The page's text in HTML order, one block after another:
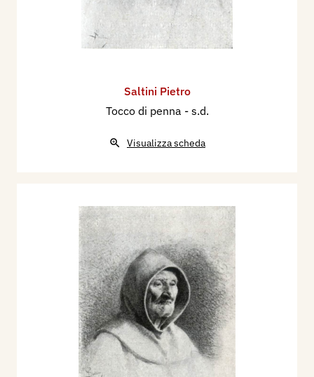
Saltini Pietro
Tocco di penna - s.d.
Visualizza scheda